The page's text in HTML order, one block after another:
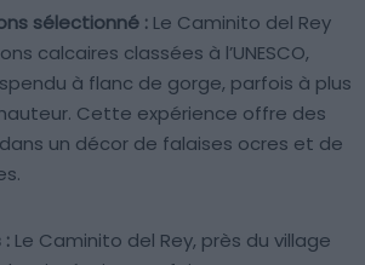
sélectionné : Le Caminito del Rey
calcaires classées à l’UNESCO,
à flanc de gorge, parfois à plus
Cette expérience offre des
un décor de falaises ocres et de
: Le Caminito del Rey, près du village